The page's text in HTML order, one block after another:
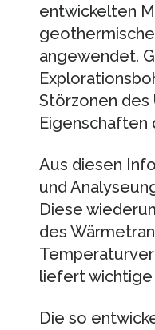
entwickelten
angewendet.
Störzonen des
Eigenschaften
Aus diesen
und
Diese
des
liefert wichtige
Die so